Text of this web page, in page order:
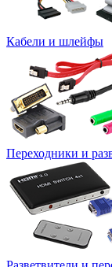
Кабели и шлейфы
Переходники и